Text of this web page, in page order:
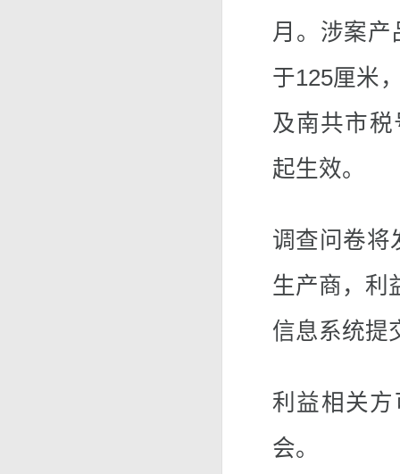
月。涉案
于125厘米
及南共市
起生效。
调查问卷将
生产商，利
信息系统提
利益相关
会。